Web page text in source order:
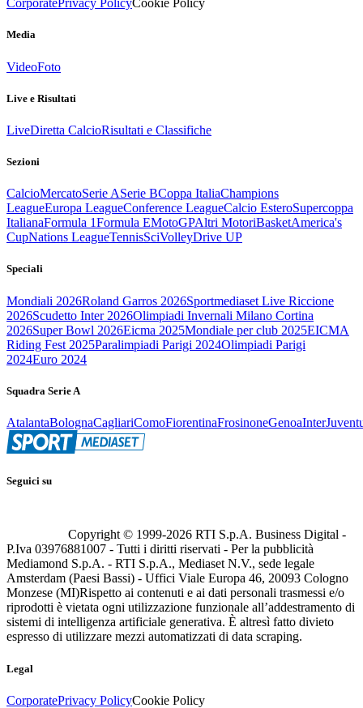
CorporatePrivacy PolicyCookie Policy
Media
VideoFoto
Live e Risultati
LiveDiretta CalcioRisultati e Classifiche
Sezioni
CalcioMercatoSerie ASerie BCoppa ItaliaChampions
LeagueEuropa LeagueConference LeagueCalcio EsteroSupercoppa
ItalianaFormula 1Formula EMotoGPAltri MotoriBasketAmerica's
CupNations LeagueTennisSciVolleyDrive UP
Speciali
Mondiali 2026Roland Garros 2026Sportmediaset Live Riccione
2026Scudetto Inter 2026Olimpiadi Invernali Milano Cortina
2026Super Bowl 2026Eicma 2025Mondiale per club 2025EICMA
Riding Fest 2025Paralimpiadi Parigi 2024Olimpiadi Parigi
2024Euro 2024
Squadra Serie A
AtalantaBolognaCagliariComoFiorentinaFrosinoneGenoaInter
Seguici su
Copyright © 1999-2026 RTI S.p.A. Business Digital -
P.Iva 03976881007 - Tutti i diritti riservati - Per la pubblicità
Mediamond S.p.A. - RTI S.p.A., Mediaset N.V., sede legale
Amsterdam (Paesi Bassi) - Uffici Viale Europa 46, 20093 Cologno
Monzese (MI)Rispetto ai contenuti e ai dati personali trasmessi e/o
riprodotti è vietata ogni utilizzazione funzionale all’addestramento di
sistemi di intelligenza artificiale generativa. È altresì fatto divieto
espresso di utilizzare mezzi automatizzati di data scraping.
Legal
CorporatePrivacy PolicyCookie Policy